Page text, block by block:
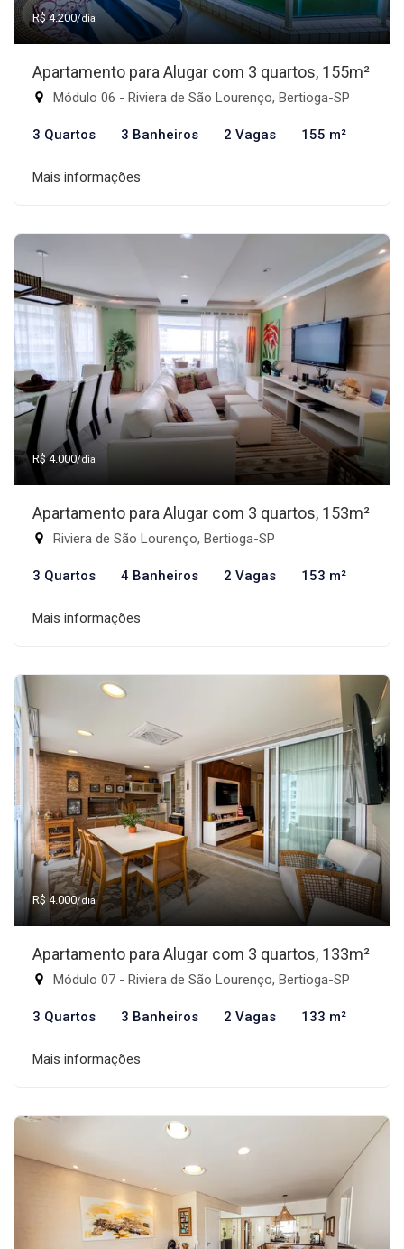
R$ 4.200/dia
Apartamento para Alugar com 3 quartos, 155m²
Módulo 06 - Riviera de São Lourenço, Bertioga-SP
3 Quartos 3 Banheiros 2 Vagas 155 m²
Mais informações
R$ 4.000/dia
Apartamento para Alugar com 3 quartos, 153m²
Riviera de São Lourenço, Bertioga-SP
3 Quartos 4 Banheiros 2 Vagas 153 m²
Mais informações
R$ 4.000/dia
Apartamento para Alugar com 3 quartos, 133m²
Módulo 07 - Riviera de São Lourenço, Bertioga-SP
3 Quartos 3 Banheiros 2 Vagas 133 m²
Mais informações